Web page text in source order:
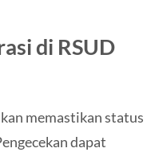
di RSUD
memastikan status
dapat